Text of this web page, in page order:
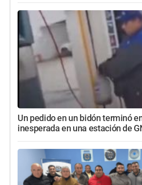
Un pedido en un bidón terminó
inesperada en una estación de